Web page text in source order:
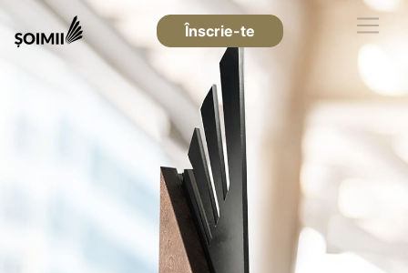
Înscrie-te